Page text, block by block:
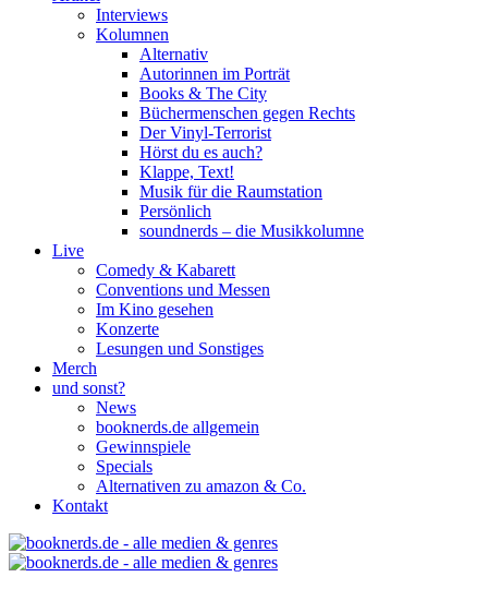
Interviews
Kolumnen
Alternativ
Autorinnen im Porträt
Books & The City
Büchermenschen gegen Rechts
Der Vinyl-Terrorist
Hörst du es auch?
Klappe, Text!
Musik für die Raumstation
Persönlich
soundnerds – die Musikkolumne
Live
Comedy & Kabarett
Conventions und Messen
Im Kino gesehen
Konzerte
Lesungen und Sonstiges
Merch
und sonst?
News
booknerds.de allgemein
Gewinnspiele
Specials
Alternativen zu amazon & Co.
Kontakt